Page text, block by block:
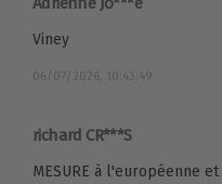
Viney
06/07/2026, 10:43:49
richard CR***S
MESURE à l'européenne